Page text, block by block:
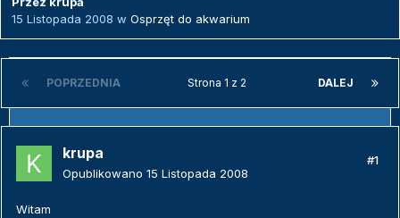
15 Listopada 2008 w Osprzęt do akwarium
POPRZEDNIA DALEJ
Strona 1 z 2
krupa
Opublikowano 15 Listopada 2008
#1
Witam